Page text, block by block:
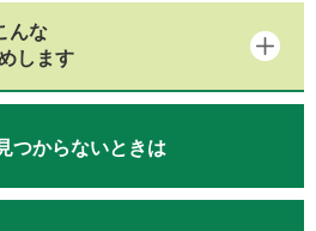
んな
します
つからないときは